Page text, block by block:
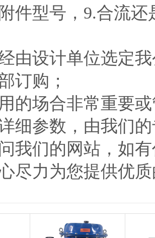
件型号，9.合流
由设计单位选定
订购；
的场合非常重要
细参数，由我们
我们的网站，如
尽力为您提供优